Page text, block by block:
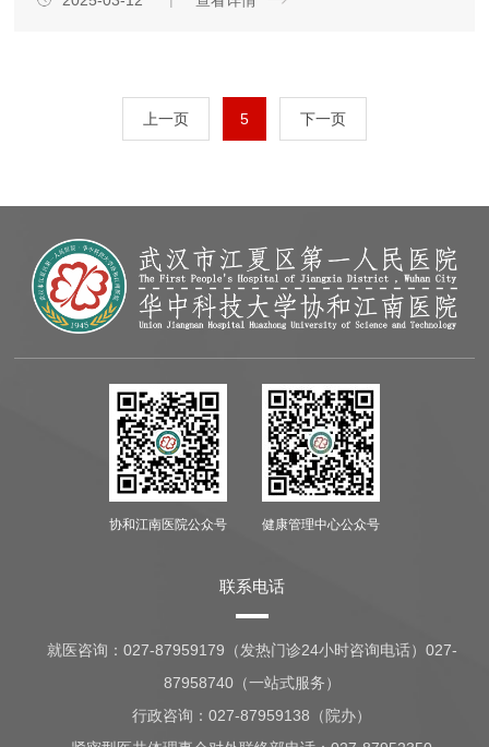
上一页 5 下一页
协和江南医院公众号 健康管理中心公众号
联系电话
就医咨询： 027-87959179（发热门诊24小时咨询电话）027-
87958740（一站式服务）
行政咨询：027-87959138（院办）